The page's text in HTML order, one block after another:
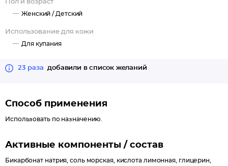
Пол и возраст
Женский / Детский
Использование для кожи
Для купания
23 раза добавили в список желаний
Способ применения
Использовать по назначению.
Активные компоненты / состав
Бикарбонат натрия, соль морская, кислота лимонная, глицерин,